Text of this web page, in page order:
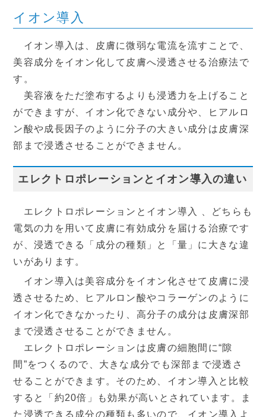
イオン導入
イオン導入は、皮膚に微弱な電流を流すことで、
美容成分をイオン化して皮膚へ浸透させる治療法で
す。
美容液をただ塗布するよりも浸透力を上げること
ができますが、イオン化できない成分や、ヒアルロ
ン酸や成長因子のように分子の大きい成分は皮膚深
部まで浸透させることができません。
エレクトロポレーションとイオン導入の違い
エレクトロポレーションとイオン導入 、どちらも
電気の力を用いて皮膚に有効成分を届ける治療です
が、浸透できる「成分の種類」と「量」に大きな違
いがあります。
イオン導入は美容成分をイオン化させて皮膚に浸
透させるため、ヒアルロン酸やコラーゲンのように
イオン化できなかったり、高分子の成分は皮膚深部
まで浸透させることができません。
エレクトロポレーションは皮膚の細胞間に“隙
間”をつくるので、大きな成分でも深部まで浸透さ
せることができます。そのため、イオン導入と比較
すると「約20倍」も効果が高いとされています。ま
た浸透できる成分の種類も多いので、イオン導入よ
採用情報